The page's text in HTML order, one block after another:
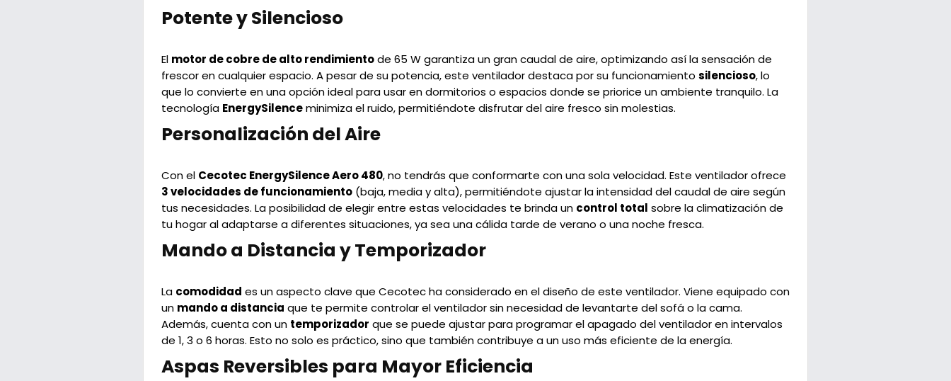
Potente y Silencioso
El motor de cobre de alto rendimientode 65 W garantiza un gran caudal de aire, optimizando así la sensación de
frescor en cualquier espacio. A pesar de su potencia, este ventilador destaca por su funcionamiento silencioso, lo
que lo convierte en una opción ideal para usar en dormitorios o espacios donde se priorice un ambiente tranquilo. La
tecnología EnergySilenceminimiza el ruido, permitiéndote disfrutar del aire fresco sin molestias.
Personalización del Aire
Con el Cecotec EnergySilence Aero 480, no tendrás que conformarte con una sola velocidad. Este ventilador ofrece
3 velocidades de funcionamiento (baja, media y alta), permitiéndote ajustar la intensidad del caudal de aire según
tus necesidades. La posibilidad de elegir entre estas velocidades te brinda un control total sobre la climatización de
tu hogar al adaptarse a diferentes situaciones, ya sea una cálida tarde de verano o una noche fresca.
Mando a Distancia y Temporizador
La comodidad es un aspecto clave que Cecotec ha considerado en el diseño de este ventilador. Viene equipado con
un mando a distancia que te permite controlar el ventilador sin necesidad de levantarte del sofá o la cama.
Además, cuenta con un temporizador que se puede ajustar para programar el apagado del ventilador en intervalos
de 1, 3 o 6 horas. Esto no solo es práctico, sino que también contribuye a un uso más eficiente de la energía.
Aspas Reversibles para Mayor Eficiencia